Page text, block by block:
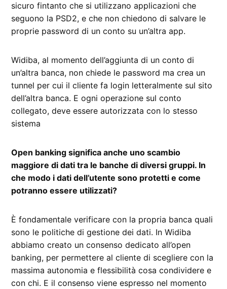
sicuro fintanto che si utilizzano applicazioni che
seguono la PSD2, e che non chiedono di salvare le
proprie password di un conto su un’altra app.
Widiba, al momento dell’aggiunta di un conto di
un’altra banca, non chiede le password ma crea un
tunnel per cui il cliente fa login letteralmente sul sito
dell’altra banca. E ogni operazione sul conto
collegato, deve essere autorizzata con lo stesso
sistema
Open banking significa anche uno scambio
maggiore di dati tra le banche di diversi gruppi. In
che modo i dati dell’utente sono protetti e come
potranno essere utilizzati?
È fondamentale verificare con la propria banca quali
sono le politiche di gestione dei dati. In Widiba
abbiamo creato un consenso dedicato all’open
banking, per permettere al cliente di scegliere con la
massima autonomia e flessibilità cosa condividere e
con chi. E il consenso viene espresso nel momento